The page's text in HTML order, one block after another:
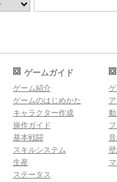
ゲームガイド
ゲーム紹介
ゲームのはじめかた
キャラクター作成
操作ガイド
基本戦闘
スキルシステム
生産
ステータス